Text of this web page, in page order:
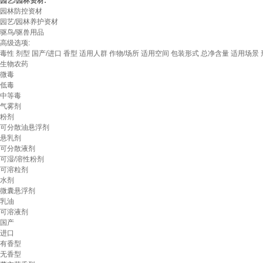
园林防控资材
园艺/园林养护资材
驱鸟/驱兽用品
高级选项:
毒性 剂型 国产/进口 香型 适用人群 作物/场所 适用空间 包装形式 总净含量 适用场景
生物农药
微毒
低毒
中等毒
气雾剂
粉剂
可分散油悬浮剂
悬乳剂
可分散液剂
可湿/溶性粉剂
可溶粒剂
水剂
微囊悬浮剂
乳油
可溶液剂
国产
进口
有香型
无香型